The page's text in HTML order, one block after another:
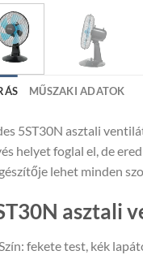
MŰSZAKI ADATOK
5ST30N asztali
helyet foglal el, de
lehet minden
asztali
fekete test, kék